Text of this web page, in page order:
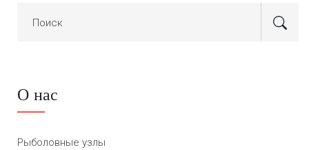
О нас
Рыболовные узлы